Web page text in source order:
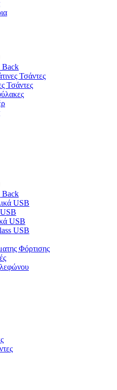
Back
Τσάντες
Τσάντες
Back
USB
USB
USB
Φόρτισης